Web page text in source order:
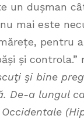
un dușman
mai este
pentru
și controla.”
şi bine
De-a lungul